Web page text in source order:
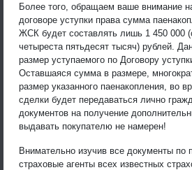
Более того, обращаем ваше внимание
договоре уступки права сумма
ЖСК будет составлять лишь 1 450 000
четыреста пятьдесят тысяч) рублей.
размер уступаемого по Договору
Оставшаяся сумма в размере,
размер указанного паенакопления, во
сделки будет передаваться лично
документов на получение
выдавать покупателю не намерен!
Внимательно изучив все документы по
страховые агенты всех известных